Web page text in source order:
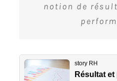
notion de